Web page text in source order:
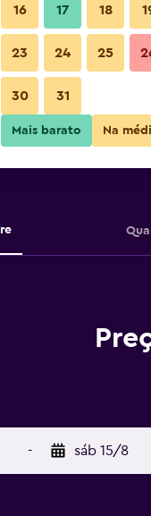
Hotel
Hotel
Hotel
- sáb 15/8
16 17 18
23 24 25
30 31
Mais barato Na